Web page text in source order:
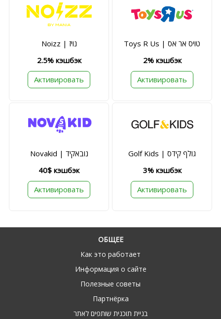
Noizz | נויז
2.5% кэшбэк
Активировать
Toys R Us | טויס אר אס
2% кэшбэк
Активировать
Novakid | נובאקיד
40$ кэшбэк
Активировать
Golf Kids | גולף קידס
3% кэшбэк
Активировать
ОБЩЕЕ
Как это работает
Информация о сайте
Полезные советы
Партнёрка
בניית תוכנית שותפים לאתר